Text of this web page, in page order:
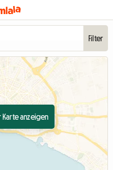
Filter
Karte anzeigen